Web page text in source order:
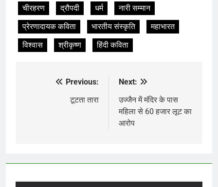
चीरहरण
द्रौपदी धर्म
नारी सम्मान
प्रेरणादायक कविता
भारतीय संस्कृति
महाभारत
विश्वास
श्रीकृष्ण हिंदी कविता
navigation
Previous:
टूटता तारा
Next:
उज्जैन में मंदिर के पास
महिला से 60 हजार लूट का
आरोप